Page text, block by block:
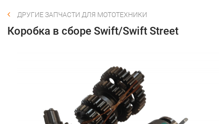
ДРУГИЕ ЗАПЧАСТИ ДЛЯ МОТОТЕХНИКИ
Коробка в сборе Swift/Swift Street